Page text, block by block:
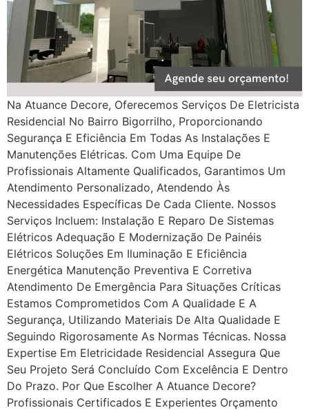
Na Atuance Decore, Oferecemos Serviços De Eletricista
Residencial No Bairro Bigorrilho, Proporcionando
Segurança E Eficiência Em Todas As Instalações E
Manutenções Elétricas. Com Uma Equipe De
Profissionais Altamente Qualificados, Garantimos Um
Atendimento Personalizado, Atendendo Às
Necessidades Específicas De Cada Cliente. Nossos
Serviços Incluem: Instalação E Reparo De Sistemas
Elétricos Adequação E Modernização De Painéis
Elétricos Soluções Em Iluminação E Eficiência
Energética Manutenção Preventiva E Corretiva
Atendimento De Emergência Para Situações Críticas
Estamos Comprometidos Com A Qualidade E A
Segurança, Utilizando Materiais De Alta Qualidade E
Seguindo Rigorosamente As Normas Técnicas. Nossa
Expertise Em Eletricidade Residencial Assegura Que
Seu Projeto Será Concluído Com Excelência E Dentro
Do Prazo. Por Que Escolher A Atuance Decore?
Profissionais Certificados E Experientes Orçamento